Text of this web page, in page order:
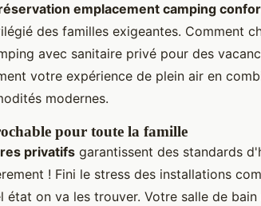
emplacement camping
des familles exigeantes. Comment
avec sanitaire privé pour des
votre expérience de plein air en
modernes.
pour toute la famille
privatifs garantissent des standards
! Fini le stress des installations
état on va les trouver. Votre salle de